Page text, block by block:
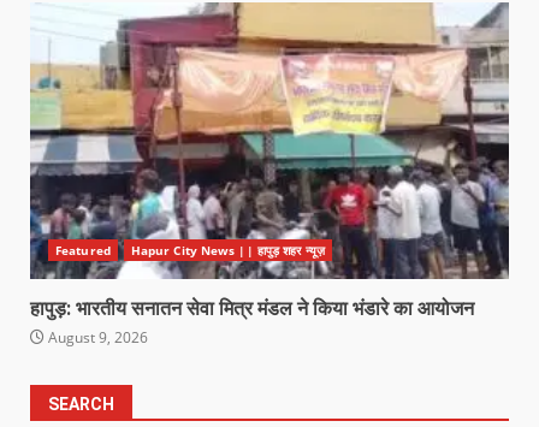
Featured Hapur City News || हापुड़ शहर न्यूज़
हापुड़: भारतीय सनातन सेवा मित्र मंडल ने किया भंडारे का आयोजन
August 9, 2026
SEARCH